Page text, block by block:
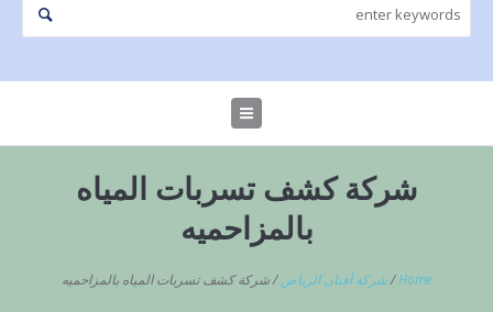
شركة كشف تسربات المياه
بالمزاحميه
Home
/شركة أفنان الرياض /شركة كشف تسربات المياه بالمزاحميه